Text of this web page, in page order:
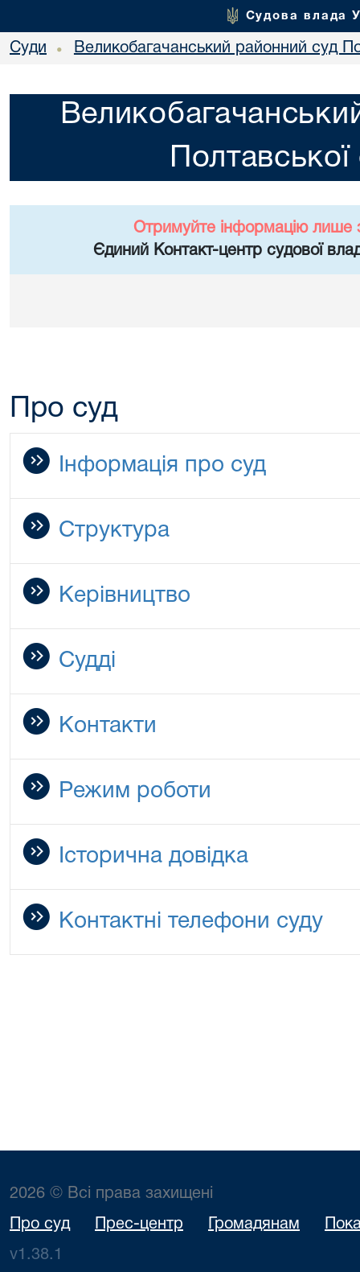
Судова влада
Суди • Великобагачанський районний суд
Полтавської
Отримуйте інформацію лише
Єдиний Контакт-центр судової
Про суд
Інформація про суд
Структура
Керівництво
Судді
Контакти
Режим роботи
Історична довідка
Контактні телефони суду
2026 © Всі права захищені
Про суд Прес-центр Громадянам
v1.38.1